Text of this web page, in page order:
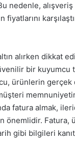
nedenle,
fiyatlarını
alırken dikkat
bir kuyumcu
ürünlerin gerçek
fatura almak,
önemlidir.
gibi bilgileri